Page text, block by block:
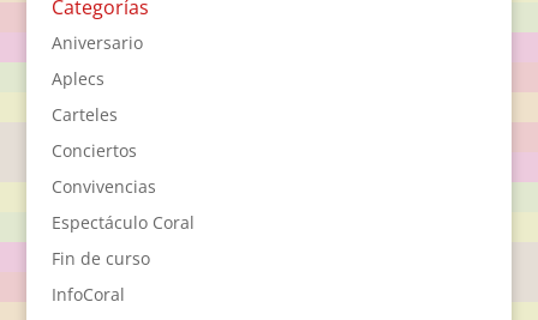
Categorías
Aniversario
Aplecs
Carteles
Conciertos
Convivencias
Espectáculo Coral
Fin de curso
InfoCoral